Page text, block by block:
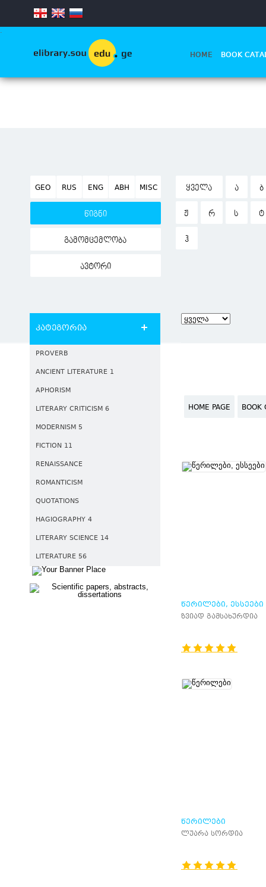
.
HOME BOOK
GEO RUS ENG ABH MISC
წიგნი
გამომცემლობა
ავტორი
ᲧᲕᲔᲚᲐ Ა Ბ
Ჟ Რ Ს Ტ
Ჰ
კატეგორია
PROVERB
ANCIENT LITERATURE 1
APHORISM
LITERARY CRITICISM 6
MODERNISM 5
FICTION 11
RENAISSANCE
ROMANTICISM
QUOTATIONS
HAGIOGRAPHY 4
LITERARY SCIENCE 14
LITERATURE 56
HOME PAGE BOOK
ᲬᲔᲠᲘᲚᲔᲑᲘ, ᲔᲡᲡᲔᲔᲑᲘ
ზვიად გამსახურდია
ᲬᲔᲠᲘᲚᲔᲑᲘ
ლუარა სორდია